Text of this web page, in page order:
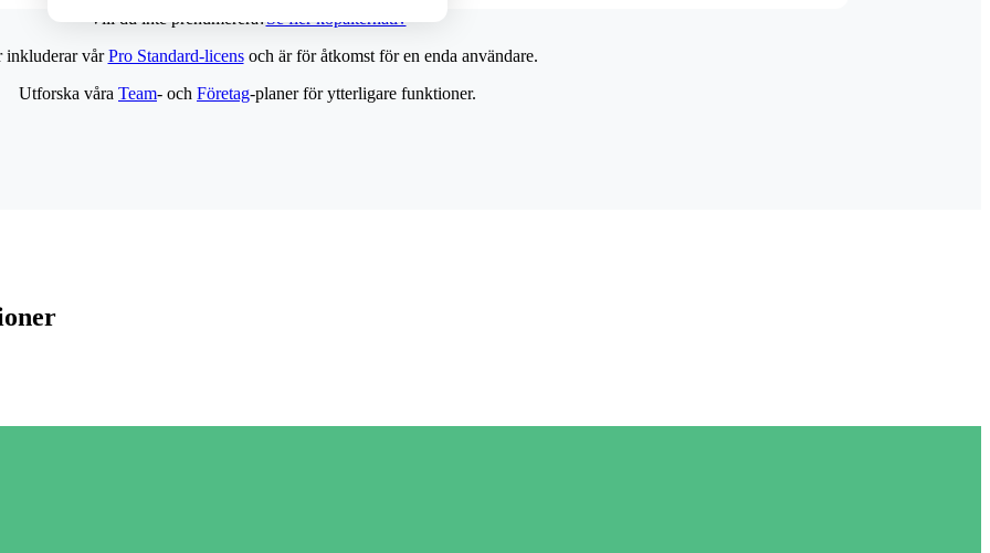
Vill du inte prenumerera?Se fler köpalternativ
inkluderar vårPro Standard-licensoch är för åtkomst för en enda användare.
Utforska våra Team- och Företag-planer för ytterligare funktioner.